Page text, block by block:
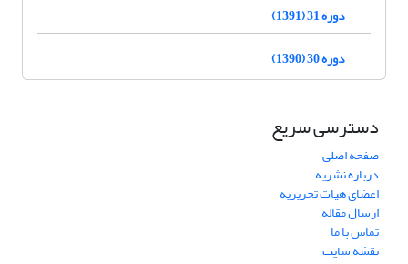
دوره 31 (1391)
دوره 30 (1390)
دسترسی سریع
صفحه اصلی
درباره نشریه
اعضای هیات تحریریه
ارسال مقاله
تماس با ما
نقشه سایت